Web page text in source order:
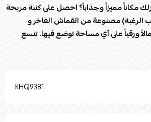
مكاناً مميزاً وجذاباً؟ احصل على كنبة مريحة
الرغبة) مصنوعة من القماش الفاخر و
ورقياً على أي مساحة توضع فيها. تتسع
راحة، مما يجعلها الخيار المثالي للمنازل
والعائلة. تتميز الكنبة بتصميمها العصري
واحصل على جو من الراحة والأناقة في
KHQ9381